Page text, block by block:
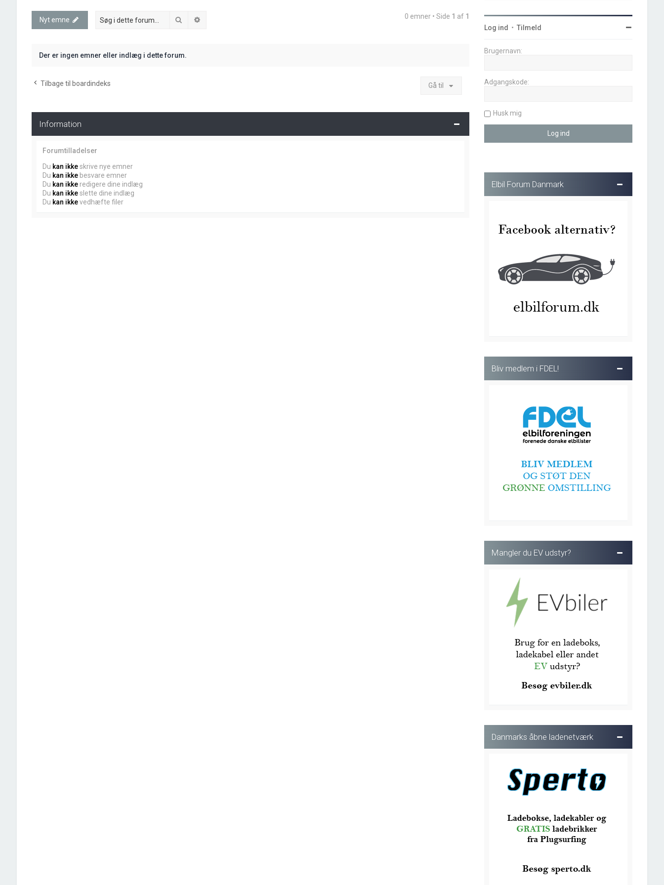
Nyt emne Søg 0 emner • Side 1 af 1
Der er ingen emner eller indlæg i dette forum.
Tilbage til boardindeks Gå til
Information
Forumtilladelser
Du kan ikkeskrive nye emner
Du kan ikkebesvare emner
Du kan ikkeredigere dine indlæg
Du kan ikkeslette dine indlæg
Du kan ikkevedhæfte filer
Log ind •Tilmeld
Brugernavn:
Adgangskode:
Husk mig
Elbil Forum Danmark
Bliv medlem i FDEL!
Mangler du EV udstyr?
Danmarks åbne ladenetværk